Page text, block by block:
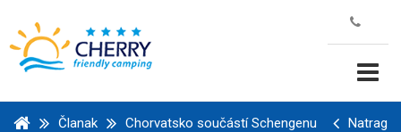
Članak Chorvatsko součástí Schengenu Natrag